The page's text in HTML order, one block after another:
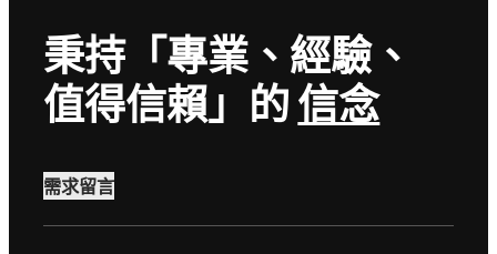
秉持「專業、經驗、
值得信賴」的信念
需求留言